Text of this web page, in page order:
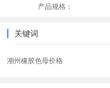
产品规格：
关键词
潮州橡胶色母价格